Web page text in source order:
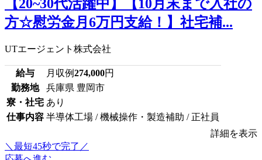
【20~30代活躍中】【10月末まで入社の
方☆慰労金月6万円支給！】社宅補...
UTエージェント株式会社
給与 月収例274,000円
勤務地
兵庫県 豊岡市
寮・社宅 あり
仕事内容 半導体工場 / 機械操作・製造補助 / 正社員
詳細を表示
＼最短45秒で完了／